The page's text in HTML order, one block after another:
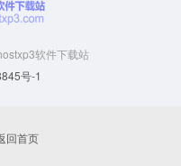
软件下载站
号-1
回首页